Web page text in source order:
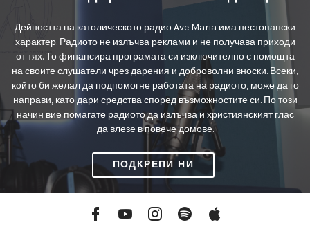
Дейността на католическото радио Ave Maria има нестопански
характер. Радиото не излъчва реклами и не получава приходи
от тях. То финансира програмата си изключително с помощта
на своите слушатели чрез дарения и доброволни вноски. Всеки,
който би желал да подпомогне работата на радиото, може да го
направи, като дари средства според възможностите си. По този
начин вие помагате радиото да излъчва и християнският глас
да влезе в повече домове.
ПОДКРЕПИ НИ
FacebookYouTube InstagramSpotify